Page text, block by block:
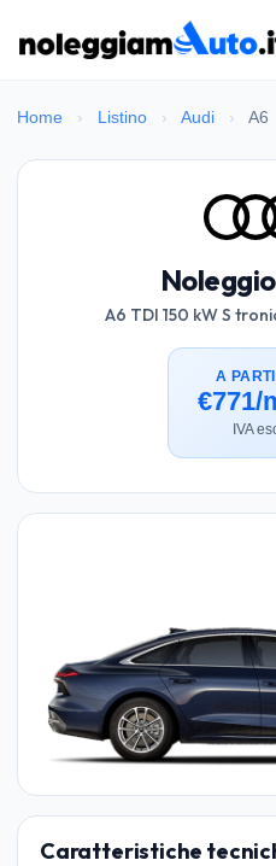
Home › Listino › Audi › A6
A6 TDI 150 kW S
A
€771/
IVA
Caratteristiche